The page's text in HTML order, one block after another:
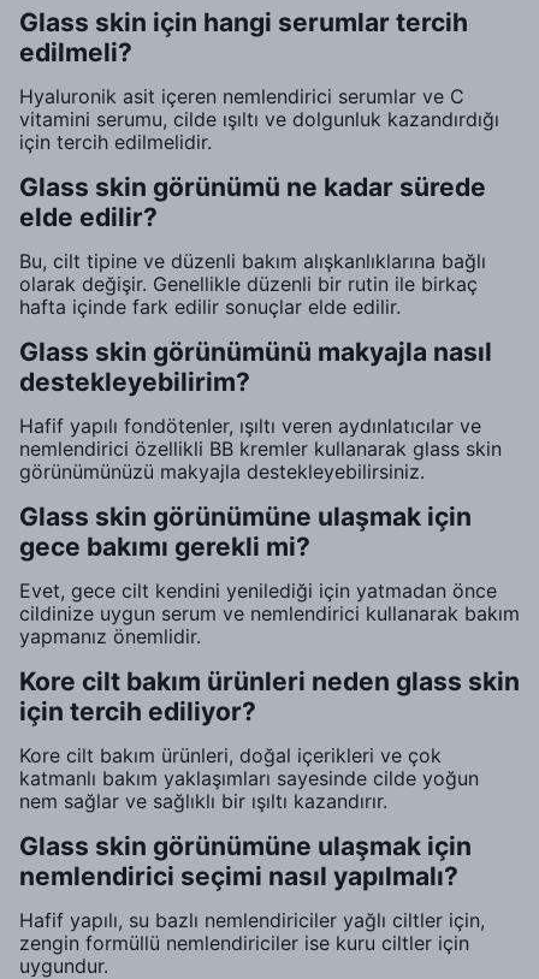
Glass skin için hangi serumlar tercih
edilmeli?
Hyaluronik asit içeren nemlendirici serumlar ve C
vitamini serumu, cilde ışıltı ve dolgunluk kazandırdığı
için tercih edilmelidir.
Glass skin görünümü ne kadar sürede
elde edilir?
Bu, cilt tipine ve düzenli bakım alışkanlıklarına bağlı
olarak değişir. Genellikle düzenli bir rutin ile birkaç
hafta içinde fark edilir sonuçlar elde edilir.
Glass skin görünümünü makyajla nasıl
destekleyebilirim?
Hafif yapılı fondötenler, ışıltı veren aydınlatıcılar ve
nemlendirici özellikli BB kremler kullanarak glass skin
görünümünüzü makyajla destekleyebilirsiniz.
Glass skin görünümüne ulaşmak için
gece bakımı gerekli mi?
Evet, gece cilt kendini yenilediği için yatmadan önce
cildinize uygun serum ve nemlendirici kullanarak bakım
yapmanız önemlidir.
Kore cilt bakım ürünleri neden glass skin
için tercih ediliyor?
Kore cilt bakım ürünleri, doğal içerikleri ve çok
katmanlı bakım yaklaşımları sayesinde cilde yoğun
nem sağlar ve sağlıklı bir ışıltı kazandırır.
Glass skin görünümüne ulaşmak için
nemlendirici seçimi nasıl yapılmalı?
Hafif yapılı, su bazlı nemlendiriciler yağlı ciltler için,
zengin formüllü nemlendiriciler ise kuru ciltler için
uygundur.